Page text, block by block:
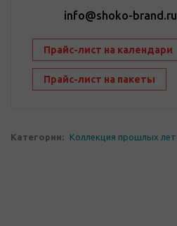
info@shoko-brand.ru
Прайс-лист на календари
Прайс-лист на пакеты
Категории: Коллекция прошлых лет